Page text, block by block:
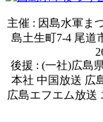
主催 : 因島水軍ま
島土生町7-4 尾道
後援 : (一社)広島
本社 中国放送 広
広島エフエム放送